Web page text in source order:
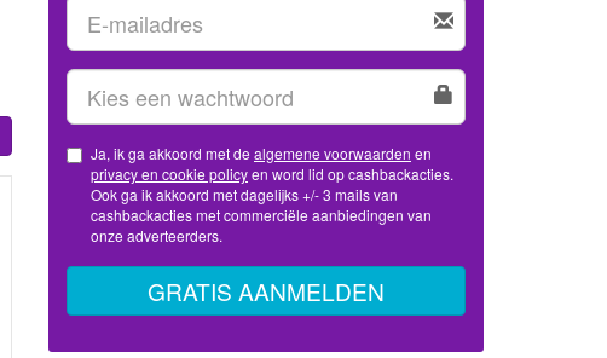
Ja, ik ga akkoord met de algemene voorwaarden en
privacy en cookie policy
Ook ga ik akkoord met dagelijks +/- 3 mails van
cashbackacties met commerciële aanbiedingen van
onze adverteerders.
GRATIS AANMELDEN